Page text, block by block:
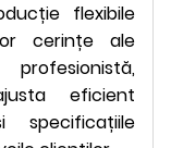
flexibile
cerințe ale
eficient